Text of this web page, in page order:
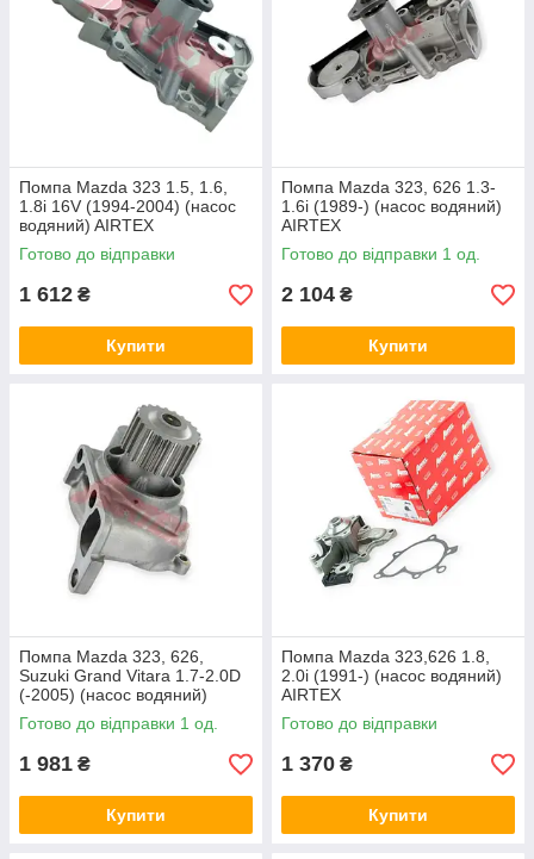
Помпа Mazda 323 1.5, 1.6,
1.8i 16V (1994-2004) (насос
водяний) AIRTEX
Готово до відправки
1 612 ₴
Купити
Помпа Mazda 323, 626 1.3-
1.6i (1989-) (насос водяний)
AIRTEX
Готово до відправки 1 од.
2 104 ₴
Купити
Помпа Mazda 323, 626,
Suzuki Grand Vitara 1.7-2.0D
(-2005) (насос водяний)
AIRTEX
Готово до відправки 1 од.
1 981 ₴
Купити
Помпа Mazda 323,626 1.8,
2.0i (1991-) (насос водяний)
AIRTEX
Готово до відправки
1 370 ₴
Купити